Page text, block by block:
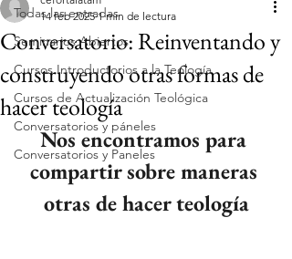
Todas las entradas
Seminarios Abiertos
Cursos Introductorios a la Teología
Cursos de Actualización Teológica
Conversatorios y páneles
Conversatorios y Paneles
Conversatorio: Reinventando y
construyendo otras formas de
hacer teología
14 feb 2025 1 min de lectura
Nos encontramos para
compartir sobre maneras
otras de hacer teología